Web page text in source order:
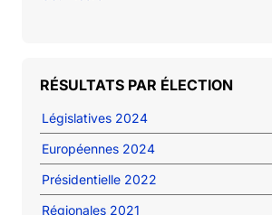
RÉSULTATS PAR ÉLECTION
Législatives 2024
Européennes 2024
Présidentielle 2022
Régionales 2021